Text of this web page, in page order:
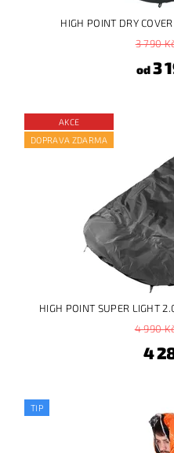
HIGH POINT DRY
3 790
od3
AKCE
DOPRAVA ZDARMA
HIGH POINT SUPER LIGHT
4 990
4
TIP